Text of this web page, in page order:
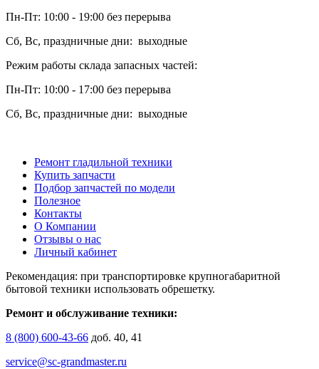
Пн-Пт: 10:00 - 19:00 без перерыва
Сб, Вс, праздничные дни: выходные
Режим работы склада запасных частей:
Пн-Пт: 10:00 - 17:00 без перерыва
Сб, Вс, праздничные дни: выходные
Ремонт гладильной техники
Купить запчасти
Подбор запчастей по модели
Полезное
Контакты
О Компании
Отзывы о нас
Личный кабинет
Рекомендация: при транспортировке крупногабаритной
бытовой техники использовать обрешетку.
Ремонт и обслуживание техники:
8 (800) 600-43-66 доб. 40, 41
service@sc-grandmaster.ru